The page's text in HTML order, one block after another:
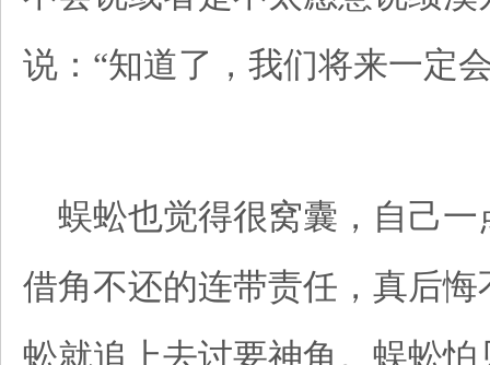
说：“知道了，我们将来一定
蜈蚣也觉得很窝囊，自己一
借角不还的连带责任，真后
蚣就追上去讨要神角。蜈蚣